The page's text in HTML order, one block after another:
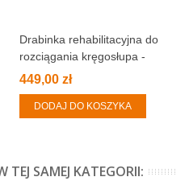
Drabinka rehabilitacyjna do
rozciągania kręgosłupa -
Backstretcher
449,00 zł
DODAJ DO KOSZYKA
SAMEJ KATEGORII: